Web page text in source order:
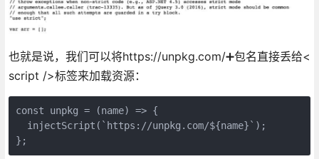
也就是说，我们可以将https://unpkg.com/➕包名直接丢给<
script />标签来加载资源：
const unpkg = (name) => {
  injectScript(`https://unpkg.com/${name}`);
};